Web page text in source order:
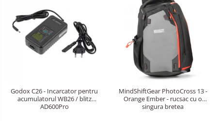
Godox C26 - Incarcator pentru
acumulatorul WB26 / blitz
AD600Pro
MindShiftGear PhotoCross 13 -
Orange Ember - rucsac cu o
singura bretea